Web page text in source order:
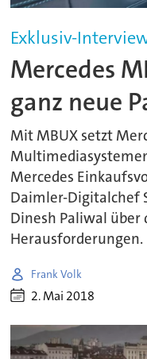
Exklusiv-
Mercedes
ganz neue
Mit MBUX setzt
Mercedes
Daimler-Digitalchef
Dinesh Paliwal über
Herausforderungen.
Frank Volk
2. Mai 2018